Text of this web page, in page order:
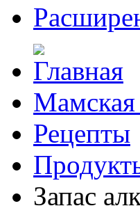
Рецепты
Запас